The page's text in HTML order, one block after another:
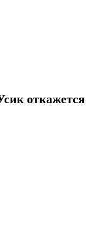
откажется